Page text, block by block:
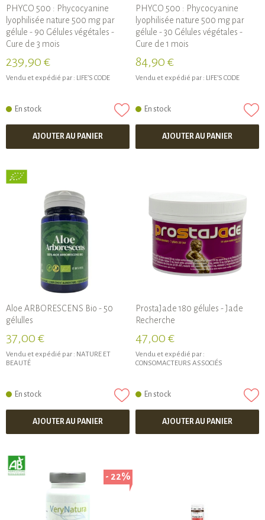
PHYCO 500 : Phycocyanine
lyophilisée nature 500 mg par
gélule - 90 Gélules végétales -
Cure de 3 mois
239,90 €
Vendu et expédié par : LIFE’S CODE
En stock
AJOUTER AU PANIER
PHYCO 500 : Phycocyanine
lyophilisée nature 500 mg par
gélule - 30 Gélules végétales -
Cure de 1 mois
84,90 €
Vendu et expédié par : LIFE’S CODE
En stock
AJOUTER AU PANIER
Aloe ARBORESCENS Bio - 50
gélulles
37,00 €
Vendu et expédié par : NATURE ET
BEAUTÉ
En stock
AJOUTER AU PANIER
ProstaJade 180 gélules - Jade
Recherche
47,00 €
Vendu et expédié par :
CONSOMACTEURS ASSOCIÉS
En stock
AJOUTER AU PANIER
- 22%